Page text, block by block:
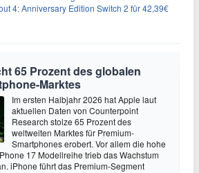
4: Anniversary Edition Switch 2 für 42,39€
65 Prozent des globalen
Marktes
Im ersten Halbjahr 2026 hat Apple laut
aktuellen Daten von Counterpoint
Research stolze 65 Prozent des
weltweiten Marktes für Premium-
Smartphones erobert. Vor allem die hohe
17 Modellreihe trieb das Wachstum
iPhone führt das Premium-Segment